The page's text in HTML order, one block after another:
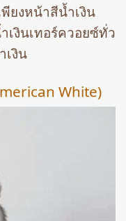
ยงหน้าสีน้ำเงิน
เงินเทอร์ควอยซ์ทั่ว
เงิน
White)